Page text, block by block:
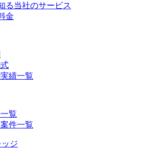
る当社のサービス
金
績一覧
覧
件一覧
ジ